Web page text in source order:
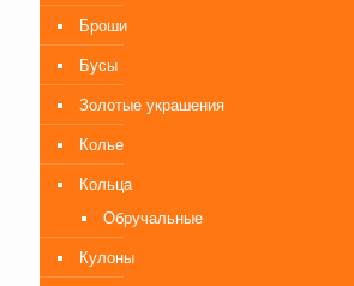
Броши
Бусы
Золотые украшения
Колье
Кольца
Обручальные
Кулоны